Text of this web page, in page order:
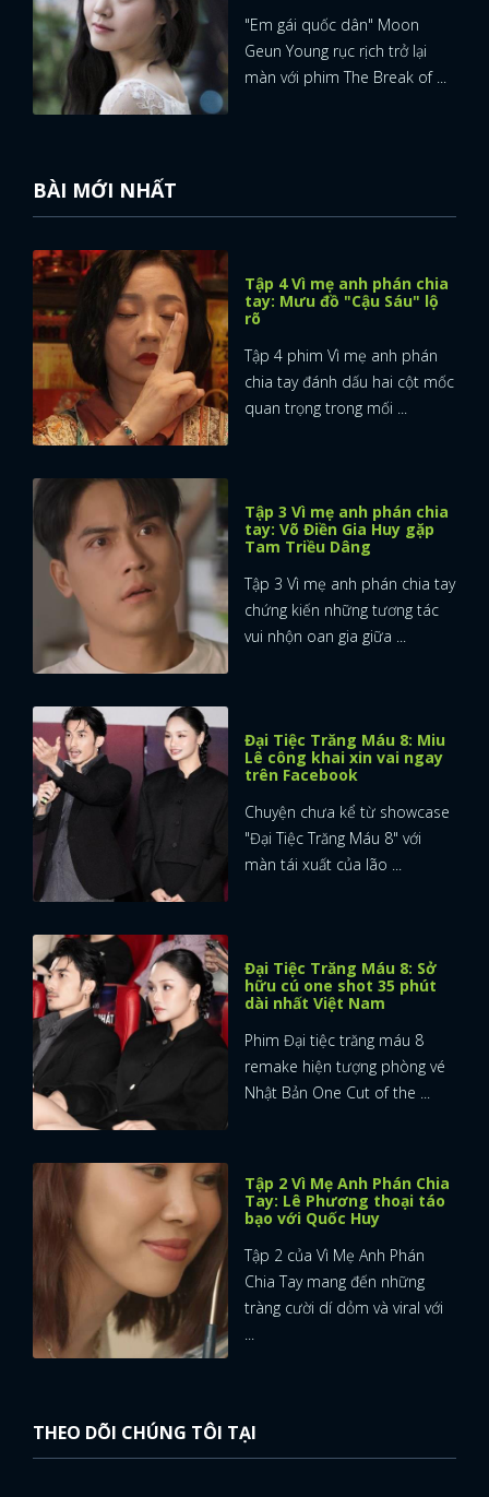
"Em gái quốc dân" Moon
Geun Young rục rịch trở lại
màn với phim The Break of ...
BÀI MỚI NHẤT
Tập 4 Vì mẹ anh phán chia
tay: Mưu đồ "Cậu Sáu" lộ
rõ
Tập 4 phim Vì mẹ anh phán
chia tay đánh dấu hai cột mốc
quan trọng trong mối ...
Tập 3 Vì mẹ anh phán chia
tay: Võ Điền Gia Huy gặp
Tam Triều Dâng
Tập 3 Vì mẹ anh phán chia tay
chứng kiến những tương tác
vui nhộn oan gia giữa ...
Đại Tiệc Trăng Máu 8: Miu
Lê công khai xin vai ngay
trên Facebook
Chuyện chưa kể từ showcase
"Đại Tiệc Trăng Máu 8" với
màn tái xuất của lão ...
Đại Tiệc Trăng Máu 8: Sở
hữu cú one shot 35 phút
dài nhất Việt Nam
Phim Đại tiệc trăng máu 8
remake hiện tượng phòng vé
Nhật Bản One Cut of the ...
Tập 2 Vì Mẹ Anh Phán Chia
Tay: Lê Phương thoại táo
bạo với Quốc Huy
Tập 2 của Vì Mẹ Anh Phán
Chia Tay mang đến những
tràng cười dí dỏm và viral với
...
THEO DÕI CHÚNG TÔI TẠI